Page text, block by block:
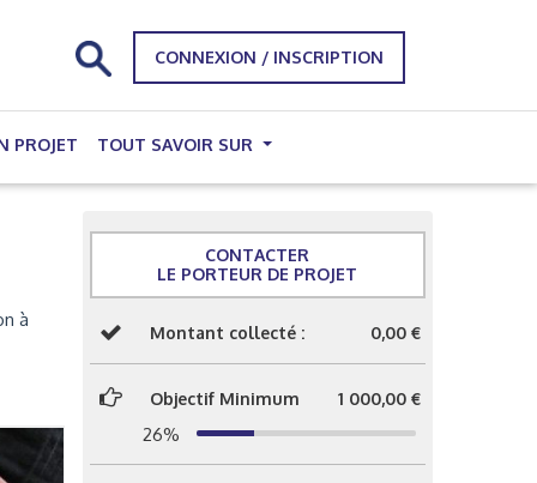
CONNEXION / INSCRIPTION
PROJET TOUT SAVOIR SUR
à
CONTACTER
LE PORTEUR DE PROJET
Montant collecté : 0,00 €
Objectif Minimum 1 000,00 €
26%